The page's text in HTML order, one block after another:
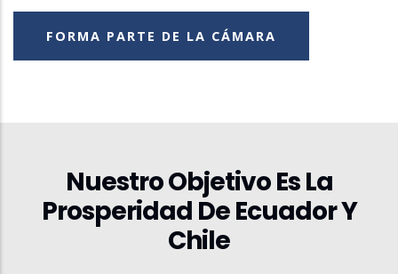
FORMA PARTE DE LA CÁMARA
Nuestro Objetivo Es La
Prosperidad De Ecuador Y
Chile